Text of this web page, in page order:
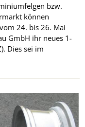
bzw.
können
24. bis 26. Mai
GmbH ihr neues 1-
Dies sei im